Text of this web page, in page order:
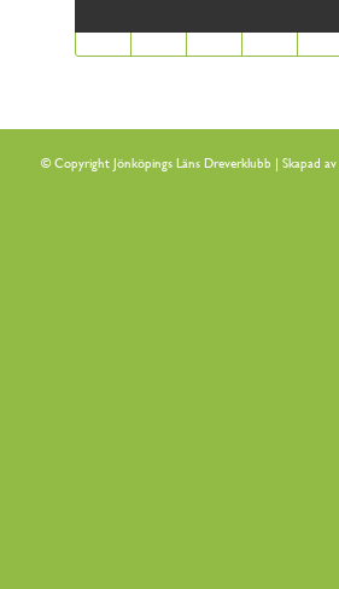
© Copyright Jönköpings Läns Dreverklubb | Skapad av